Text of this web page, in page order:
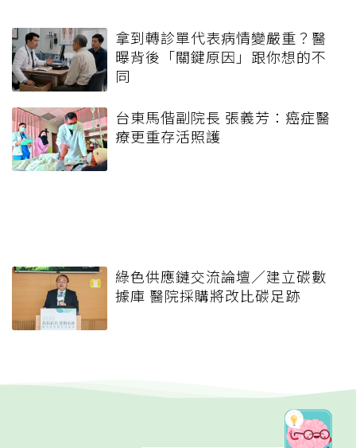
拿到轉診單代表病情變嚴重？醫
曝背後「關鍵原因」跟你想的不
同
台東馬偕副院長 張義芳：癌症醫
療更重存活照護
綠色供應鏈交流論壇／建立碳數
據庫 醫院採購將改比碳足跡